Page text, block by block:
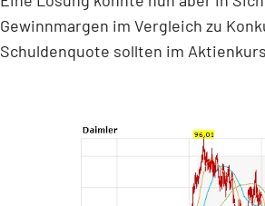
Gewinnmargen im Vergleich zu
Schuldenquote sollten im